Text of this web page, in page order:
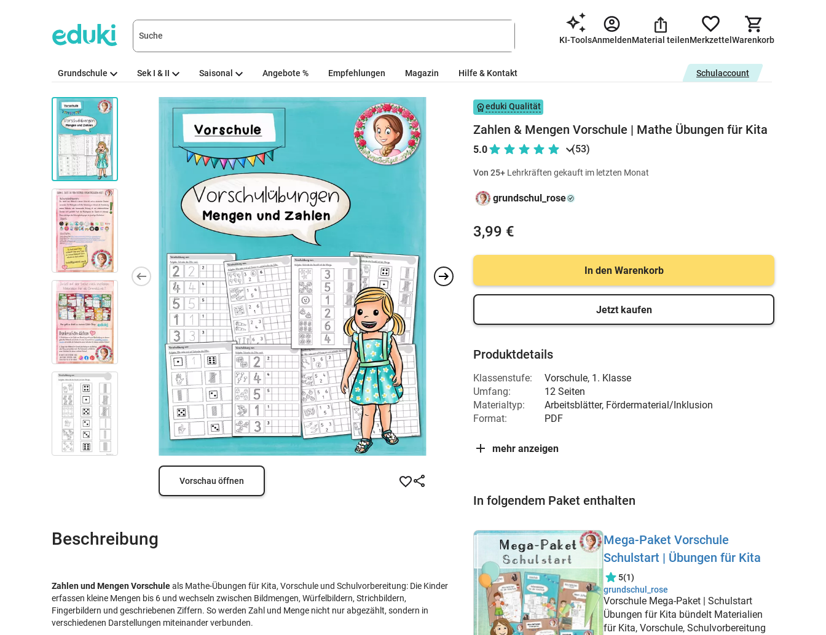
KI-ToolsAnmeldenMaterial teilenMerkzettel Warenkorb
Grundschule Sek I & II Saisonal Angebote % Empfehlungen Magazin Hilfe & Kontakt Schulaccount
Vorschau öffnen
Beschreibung
Zahlen und Mengen Vorschuleals Mathe-Übungen für Kita, Vorschule und Schulvorbereitung: Die Kinder
erfassen kleine Mengen bis 6 und wechseln zwischen Bildmengen, Würfelbildern, Strichbildern,
Fingerbildern und geschriebenen Ziffern. So werden Zahl und Menge nicht nur abgezählt, sondern in
verschiedenen Darstellungen miteinander verbunden.
eduki Qualität
Zahlen & Mengen Vorschule | Mathe Übungen für Kita
5.0 (53)
Von 25+ Lehrkräften gekauft im letzten Monat
grundschul_rose
3,99 €
In den Warenkorb
Jetzt kaufen
Produktdetails
Klassenstufe: Vorschule, 1. Klasse
Umfang:
12 Seiten
Materialtyp:
Arbeitsblätter, Fördermaterial/Inklusion
Format:
PDF
mehr anzeigen
In folgendem Paket enthalten
Mega-Paket Vorschule
Schulstart | Übungen für Kita
5(1)
grundschul_rose
Vorschule Mega-Paket | Schulstart
Übungen für Kita bündelt Materialien
für Kita, Vorschule, Schulvorbereitung